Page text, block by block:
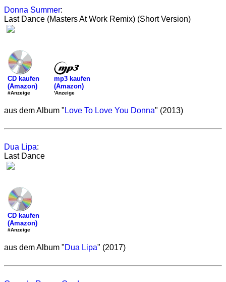
Donna Summer:
Last Dance (Masters At Work Remix) (Short Version)
CD kaufen
(Amazon)
#Anzeige
mp3 kaufen
(Amazon)
'Anzeige
aus dem Album " Love To Love You Donna" (2013)
Dua Lipa:
Last Dance
CD kaufen
(Amazon)
#Anzeige
aus dem Album "Dua Lipa" (2017)